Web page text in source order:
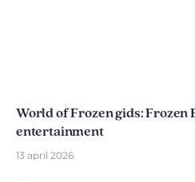
World of Frozen gids: Frozen
entertainment
13 april 2026